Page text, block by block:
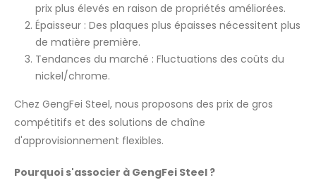
prix plus élevés en raison de propriétés améliorées.
Épaisseur : Des plaques plus épaisses nécessitent plus
de matière première.
Tendances du marché : Fluctuations des coûts du
nickel/chrome.
Chez GengFei Steel, nous proposons des prix de gros
compétitifs et des solutions de chaîne
d'approvisionnement flexibles.
Pourquoi s'associer à GengFei Steel ?